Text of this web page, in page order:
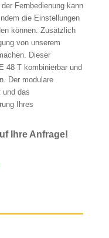
Fernbedienung kann
die Einstellungen
können. Zusätzlich
von unserem
Dieser
48 T kombinierbar und
Der modulare
und das
Ihres
Ihre Anfrage!